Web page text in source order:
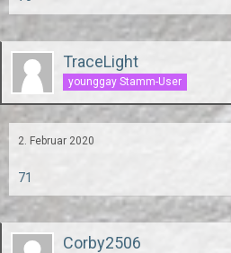
TraceLight
younggay Stamm-User
2. Februar 2020
71
Corby2506